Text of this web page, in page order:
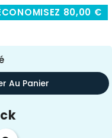
80,00 €
Au Panier